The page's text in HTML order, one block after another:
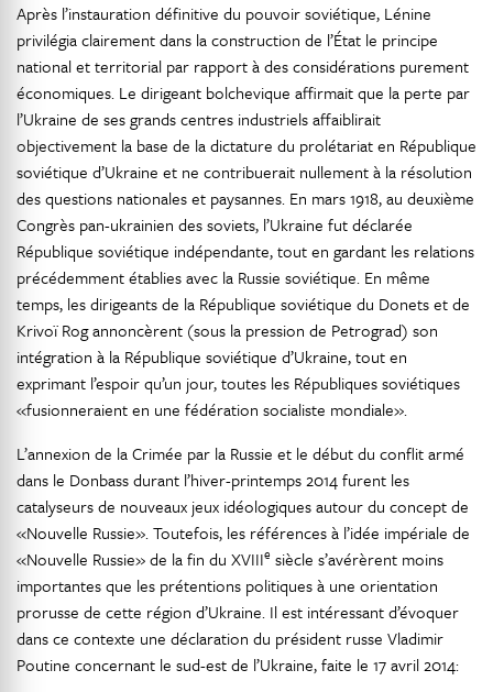
Après l’instauration définitive du pouvoir soviétique, Lénine
privilégia clairement dans la construction de l’État le principe
national et territorial par rapport à des considérations purement
économiques. Le dirigeant bolchevique affirmait que la perte par
l’Ukraine de ses grands centres industriels affaiblirait
objectivement la base de la dictature du prolétariat en République
soviétique d’Ukraine et ne contribuerait nullement à la résolution
des questions nationales et paysannes. En mars 1918, au deuxième
Congrès pan-ukrainien des soviets, l’Ukraine fut déclarée
République soviétique indépendante, tout en gardant les relations
précédemment établies avec la Russie soviétique. En même
temps, les dirigeants de la République soviétique du Donets et de
Krivoï Rog annoncèrent (sous la pression de Petrograd) son
intégration à la République soviétique d’Ukraine, tout en
exprimant l’espoir qu’un jour, toutes les Républiques soviétiques
«fusionneraient en une fédération socialiste mondiale».
L’annexion de la Crimée par la Russie et le début du conflit armé
dans le Donbass durant l’hiver-printemps 2014 furent les
catalyseurs de nouveaux jeux idéologiques autour du concept de
«Nouvelle Russie». Toutefois, les références à l’idée impériale de
«Nouvelle Russie» de la fin du XVIIIe siècle s’avérèrent moins
importantes que les prétentions politiques à une orientation
prorusse de cette région d’Ukraine. Il est intéressant d’évoquer
dans ce contexte une déclaration du président russe Vladimir
Poutine concernant le sud-est de l’Ukraine, faite le 17 avril 2014: